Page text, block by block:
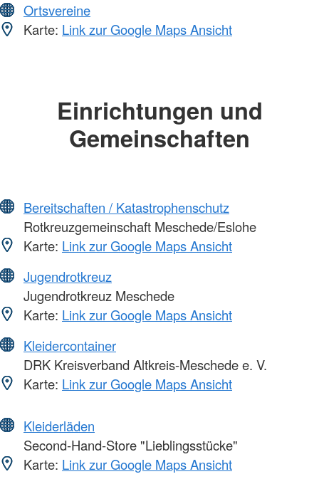
Ortsvereine
Karte: Link zur Google Maps Ansicht
Einrichtungen und
Gemeinschaften
Bereitschaften / Katastrophenschutz
Rotkreuzgemeinschaft Meschede/Eslohe
Karte: Link zur Google Maps Ansicht
Jugendrotkreuz
Jugendrotkreuz Meschede
Karte: Link zur Google Maps Ansicht
Kleidercontainer
DRK Kreisverband Altkreis-Meschede e. V.
Karte: Link zur Google Maps Ansicht
Kleiderläden
Second-Hand-Store "Lieblingsstücke"
Karte: Link zur Google Maps Ansicht